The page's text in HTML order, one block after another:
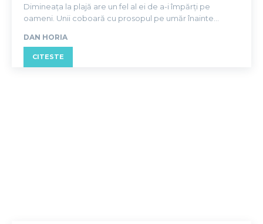
Dimineața la plajă are un fel al ei de a-i împărți pe
oameni. Unii coboară cu prosopul pe umăr înainte...
DAN HORIA
CITESTE